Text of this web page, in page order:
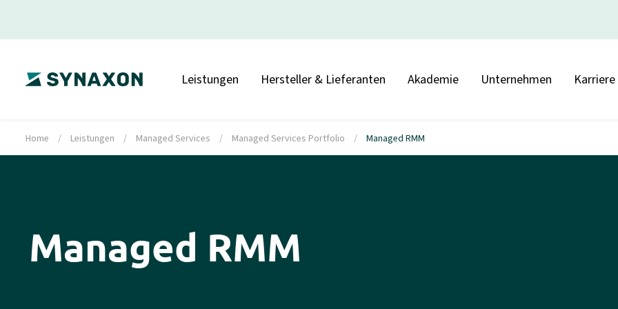
Leistungen Hersteller & Lieferanten Akademie Unternehmen Karriere
Home / Leistungen / Managed Services / Managed Services Portfolio / Managed RMM
Managed RMM